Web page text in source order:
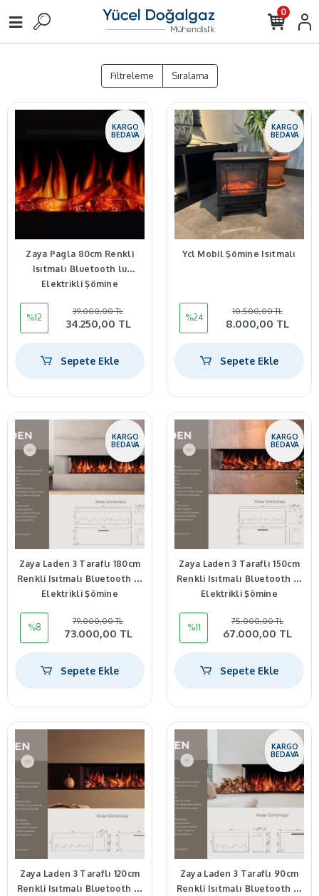
0
Filtreleme Sıralama
Zaya Pagla 80cm Renkli
Isıtmalı Bluetooth lu
Elektrikli Şömine
%12
39.000,00 TL
34.250,00 TL
KARGO
BEDAVA
Sepete Ekle
Ycl Mobil Şömine Isıtmalı
%24
10.500,00 TL
8.000,00 TL
KARGO
BEDAVA
Sepete Ekle
Zaya Laden 3 Taraflı 180cm
Renkli Isıtmalı Bluetooth lu
Elektrikli Şömine
%8
79.000,00 TL
73.000,00 TL
KARGO
BEDAVA
Sepete Ekle
Zaya Laden 3 Taraflı 150cm
Renkli Isıtmalı Bluetooth lu
Elektrikli Şömine
%11
75.000,00 TL
67.000,00 TL
KARGO
BEDAVA
Sepete Ekle
Zaya Laden 3 Taraflı 120cm
Renkli Isıtmalı Bluetooth lu
Zaya Laden 3 Taraflı 90cm
Renkli Isıtmalı Bluetooth lu
KARGO
BEDAVA